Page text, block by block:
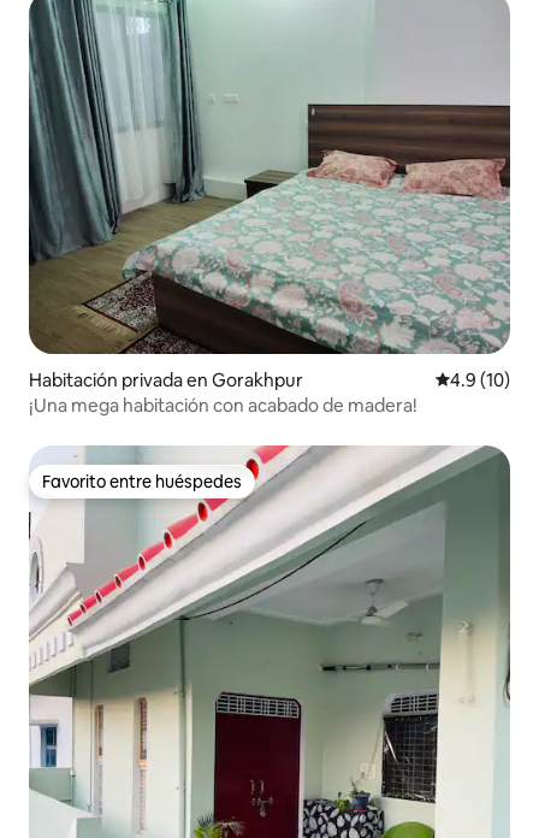
Habitación privada en Gorakhpur Calificación
4.9 (10)
¡Una mega habitación con acabado de madera!
Favorito entre huéspedes
Favorito entre huéspedes